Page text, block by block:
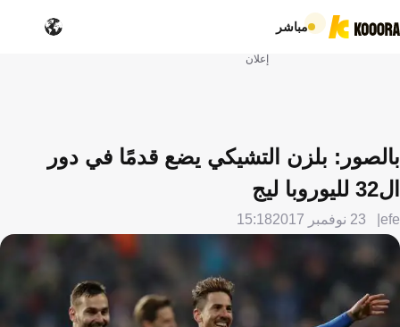
مباشر
إعلان
بالصور: بلزن التشيكي يضع قدمًا في دور
ال32 لليوروبا ليج
efe 23 نوفمبر 2017 15:18